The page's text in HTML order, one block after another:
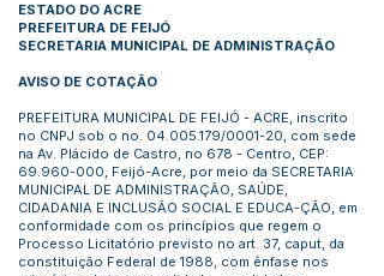
ESTADO DO ACRE
PREFEITURA DE FEIJÓ
SECRETARIA MUNICIPAL DE ADMINISTRAÇÃO
AVISO DE COTAÇÃO
PREFEITURA MUNICIPAL DE FEIJÓ - ACRE, inscrito
no CNPJ sob o no. 04.005.179/0001-20, com sede
na Av. Plácido de Castro, no 678 - Centro, CEP:
69.960-000, Feijó-Acre, por meio da SECRETARIA
MUNICIPAL DE ADMINISTRAÇÃO, SAÚDE,
CIDADANIA E INCLUSÃO SOCIAL E EDUCA-ÇÃO, em
conformidade com os princípios que regem o
Processo Licitatório previsto no art. 37, caput, da
constituição Federal de 1988, com ênfase nos